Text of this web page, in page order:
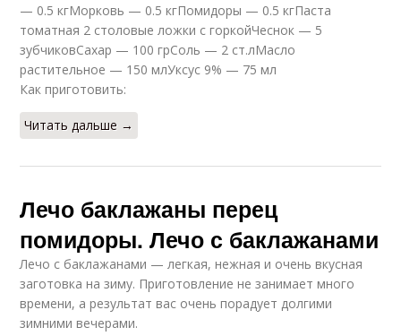
— 0.5 кгМорковь — 0.5 кгПомидоры — 0.5 кгПаста
томатная 2 столовые ложки с горкойЧеснок — 5
зубчиковСахар — 100 грСоль — 2 ст.лМасло
растительное — 150 млУксус 9% — 75 мл
Как приготовить:
Читать дальше →
Лечо баклажаны перец
помидоры. Лечо с баклажанами
Лечо с баклажанами — легкая, нежная и очень вкусная
заготовка на зиму. Приготовление не занимает много
времени, а результат вас очень порадует долгими
зимними вечерами.